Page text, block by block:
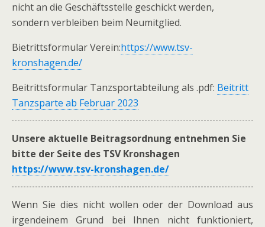
nicht an die Geschäftsstelle geschickt werden,
sondern verbleiben beim Neumitglied.
Bietrittsformular Verein:https://www.tsv-
kronshagen.de/
Beitrittsformular Tanzsportabteilung als .pdf: Beitritt
Tanzsparte ab Februar 2023
Unsere aktuelle Beitragsordnung entnehmen Sie
bitte der Seite des TSV Kronshagen
https://www.tsv-kronshagen.de/
Wenn Sie dies nicht wollen oder der Download aus
irgendeinem Grund bei Ihnen nicht funktioniert,